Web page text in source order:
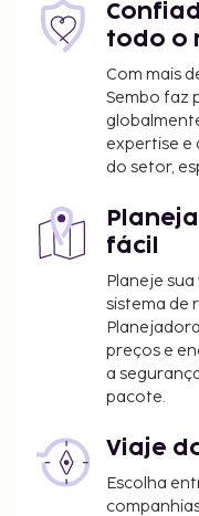
todo o
Com mais
Sembo faz
expertise e
do setor,
fácil
Planeje
sistema de
preços e
a
pacote.
Viaje
Escolha